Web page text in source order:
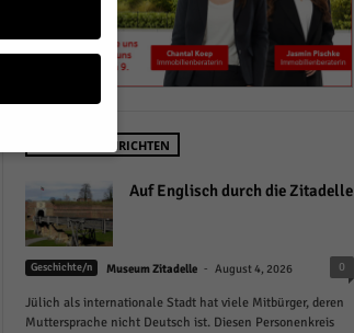
NEUSTE NACHRICHTEN
Auf Englisch durch die Zitadelle
Geschichte/n Museum Zitadelle - August 4, 2026 0
Jülich als internationale Stadt hat viele Mitbürger, deren
Muttersprache nicht Deutsch ist. Diesen Personenkreis
geben
von ihnen
zu
Adressen), z.